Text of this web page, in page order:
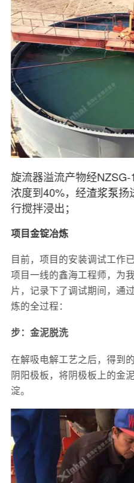
旋流器溢流产物经
浓度到40%，经渣浆泵扬
行搅拌浸出；
项目金锭冶炼
目前，项目的安装调试工作
项目一线的鑫海工程师，为
片，记录下了调试期间，通
炼的全过程：
步：金泥脱洗
在解吸电解工艺之后，得到
阴阳极板，将阴极板上的金
淀。